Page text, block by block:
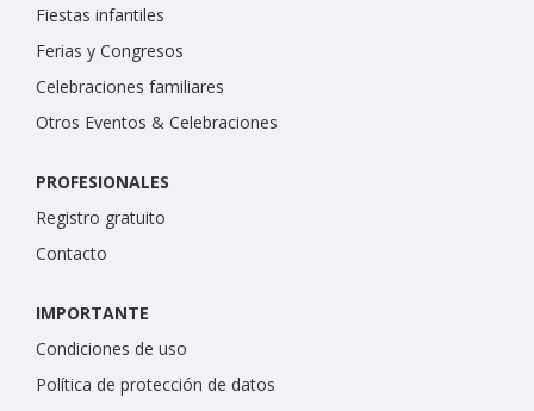
Fiestas infantiles
Ferias y Congresos
Celebraciones familiares
Otros Eventos & Celebraciones
PROFESIONALES
Registro gratuito
Contacto
IMPORTANTE
Condiciones de uso
Política de protección de datos